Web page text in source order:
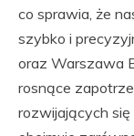
co sprawia, że
szybko i
oraz Warszawa
rosnące
rozwijających